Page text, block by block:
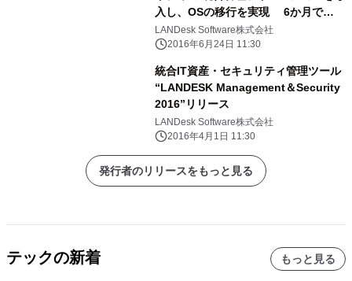
入し、OSの移行を実現 6か月で
18,000台のPCをWindows7に移行
LANDesk Software株式会社
2016年6月24日 11:30
統合IT資産・セキュリティ管理ツール
“LANDESK Management＆Security
2016”リリース
LANDesk Software株式会社
2016年4月1日 11:30
発行者のリリースをもっと見る
テックの新着 もっと見る